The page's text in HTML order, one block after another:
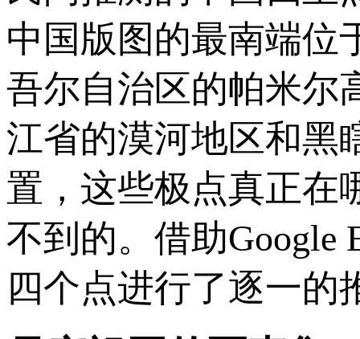
中国版图的最南端位
吾尔自治区的帕米尔
江省的漠河地区和黑
置，这些极点真正在
不到的。借助Google
四个点进行了逐一的